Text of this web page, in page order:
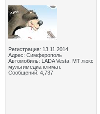
Регистрация: 13.11.2014
Адрес: Симферополь
Автомобиль: LADA Vesta, МТ люкс
мультимедиа климат.
Сообщений: 4,737